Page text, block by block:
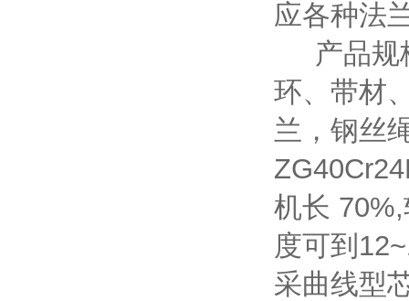
应各种法
产品规
环、带材
兰，钢丝
机长
度可到
采曲线型